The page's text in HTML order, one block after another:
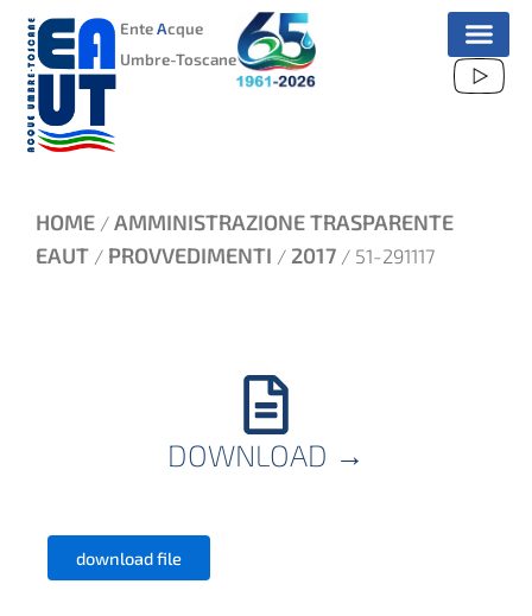
VAI
CONTENUTO
EnteAcque
Umbre-Toscane
HOME / AMMINISTRAZIONE TRASPARENTE
EAUT / PROVVEDIMENTI / 2017 / 51-291117
DOWNLOAD →
download file